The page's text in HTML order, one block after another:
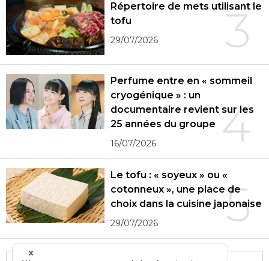
3
Répertoire de mets utilisant le
tofu
29/07/2026
4
Perfume entre en « sommeil
cryogénique » : un
documentaire revient sur les
25 années du groupe
16/07/2026
5
Le tofu : « soyeux » ou «
cotonneux », une place de
choix dans la cuisine japonaise
29/07/2026